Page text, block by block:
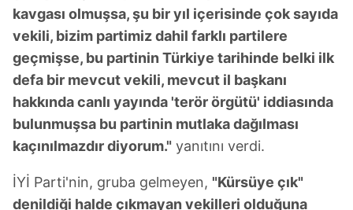
kullanılmaktadır. Diğer çerezler, sitemizin daha işlevsel
kılınması ve kişiselleştirilmesi ve sizlere yönelik
reklam/pazarlama faaliyetlerinin yapılması, amaçlarıyla
sınırlı olarak açık rızanız dahilinde kullanılacaktır.
Çerezlere ilişkin tercihlerinizi aşağıda yer alan panel
vasıtasıyla belirleyebilirsiniz. Çerezlere ilişkin detaylı bilgi
için Ayarlar butonuna tıklayabilir, Çerez Bilgilendirme
Metnimizi
kavgası olmuşsa, şu bir yıl içerisinde çok sayıda
vekili, bizim partimiz dahil farklı partilere
geçmişse, bu partinin Türkiye tarihinde belki ilk
defa bir mevcut vekili, mevcut il başkanı
hakkında canlı yayında 'terör örgütü' iddiasında
bulunmuşsa bu partinin mutlaka dağılması
kaçınılmazdır diyorum." yanıtını verdi.
İYİ Parti'nin, gruba gelmeyen, "Kürsüye çık"
denildiği halde çıkmayan vekilleri olduğuna